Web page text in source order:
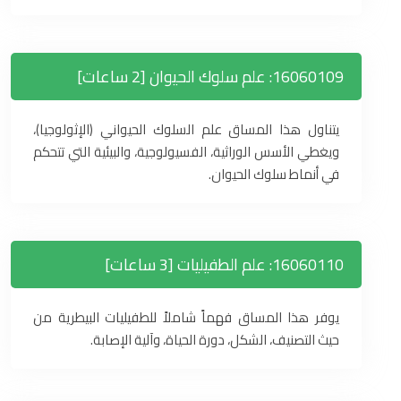
16060109: علم سلوك الحيوان [2 ساعات]
يتناول هذا المساق علم السلوك الحيواني (الإثولوجيا)،
ويغطي الأسس الوراثية، الفسيولوجية، والبيئية التي تتحكم
في أنماط سلوك الحيوان.
16060110: علم الطفيليات [3 ساعات]
يوفر هذا المساق فهماً شاملاً للطفيليات البيطرية من
حيث التصنيف، الشكل، دورة الحياة، وآلية الإصابة.